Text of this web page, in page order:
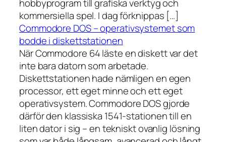
hobbyprogram till grafiska verktyg och
kommersiella spel. I dag förknippas […]
Commodore DOS – operativsystemet som
bodde i diskettstationen
När Commodore 64 läste en diskett var det
inte bara datorn som arbetade.
Diskettstationen hade nämligen en egen
processor, ett eget minne och ett eget
operativsystem. Commodore DOS gjorde
därför den klassiska 1541-stationen till en
liten dator i sig – en tekniskt ovanlig lösning